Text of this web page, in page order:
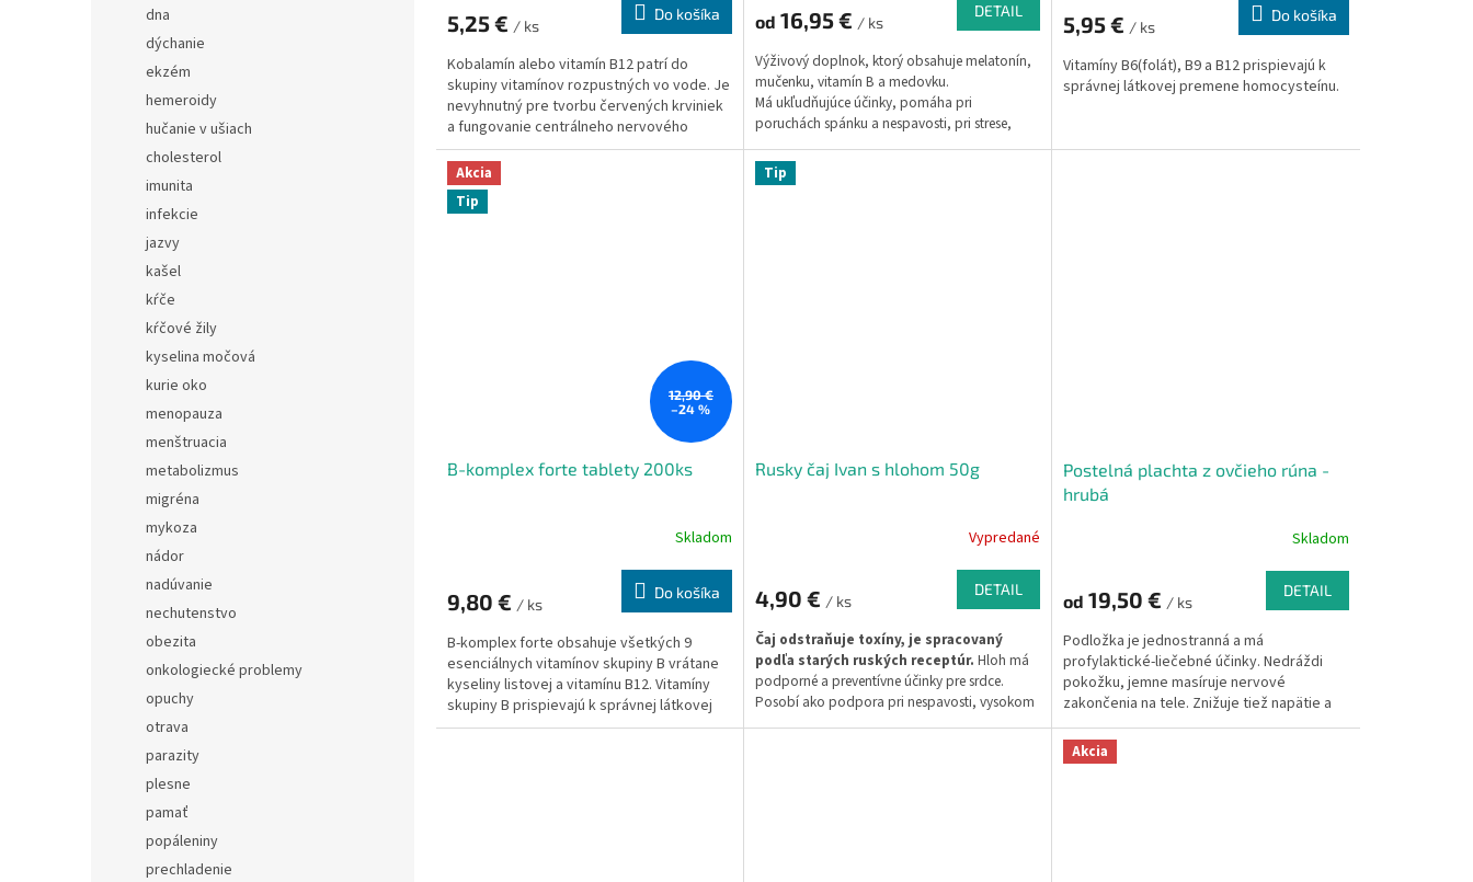
dna
dýchanie
ekzém
hemeroidy
hučanie v ušiach
cholesterol
imunita
infekcie
jazvy
kašel
kŕče
kŕčové žily
kyselina močová
kurie oko
menopauza
menštruacia
metabolizmus
migréna
mykoza
nádor
nadúvanie
nechutenstvo
obezita
onkologiecké problemy
opuchy
otrava
parazity
plesne
pamať
popáleniny
prechladenie
5,25 € / ks
Do košíka
Kobalamín alebo vitamín B12 patrí do
skupiny vitamínov rozpustných vo vode. Je
nevyhnutný pre tvorbu červených krviniek
a fungovanie centrálneho nervového
systému.
od 16,95 € / ks
DETAIL
Výživový doplnok, ktorý obsahuje melatonín,
mučenku, vitamín B a medovku.
Má ukľudňujúce účinky, pomáha pri
poruchách spánku a nespavosti, pri strese,
hystérii a psychickom vyčerpaní.
5,95 € / ks
Do košíka
Vitamíny B6(folát), B9 a B12 prispievajú k
správnej látkovej premene homocysteínu.
Akcia
Tip
12,90 €
–24 %
B-komplex forte tablety 200ks
Skladom
9,80 € / ks
Do košíka
B-komplex forte obsahuje všetkých 9
esenciálnych vitamínov skupiny B vrátane
kyseliny listovej a vitamínu B12. Vitamíny
skupiny B prispievajú k správnej látkovej
premene, k správnemu fungovaniu
Tip
Rusky čaj Ivan s hlohom 50g
Vypredané
4,90 € / ks
DETAIL
Čaj odstraňuje toxíny, je spracovaný
podľa starých ruských receptúr. Hloh má
podporné a preventívne účinky pre srdce.
Posobí ako podpora pri nespavosti, vysokom
krvnom tlaku, ateroskleróze, funkčných
Postelná plachta z ovčieho rúna -
hrubá
Skladom
od 19,50 € / ks
DETAIL
Podložka je jednostranná a má
profylaktické-liečebné účinky. Nedráždi
pokožku, jemne masíruje nervové
zakončenia na tele. Znižuje tiež napätie a
bolesť, odstraňuje kladné ióny, škodlivé
pre organizmus, ktoré sú príčinou únavy a
bolestí hlavy. Radi na zákazku vyrobíme aj
Akcia